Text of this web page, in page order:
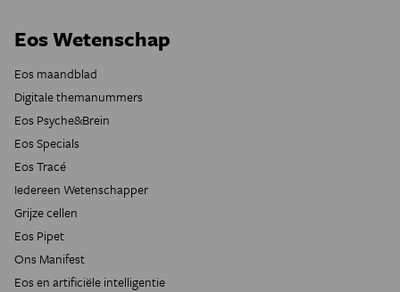
Eos Wetenschap
Eos maandblad
Digitale themanummers
Eos Psyche&Brein
Eos Specials
Eos Tracé
Iedereen Wetenschapper
Grijze cellen
Eos Pipet
Ons Manifest
Eos en artificiële intelligentie